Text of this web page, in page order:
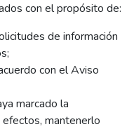
con el propósito de:
de información
con el Aviso
marcado la
mantenerlo